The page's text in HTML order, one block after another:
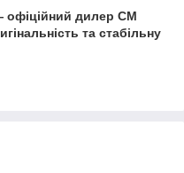
офіційний дилер CM
та стабільну